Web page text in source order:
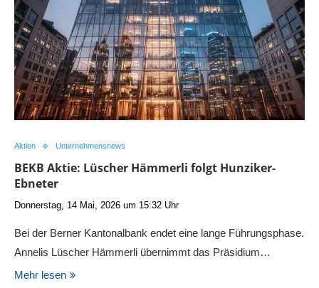
Aktien Unternehmensnews
BEKB Aktie: Lüscher Hämmerli folgt Hunziker-
Ebneter
Donnerstag, 14 Mai, 2026 um 15:32 Uhr
Bei der Berner Kantonalbank endet eine lange Führungsphase.
Annelis Lüscher Hämmerli übernimmt das Präsidium…
Mehr lesen